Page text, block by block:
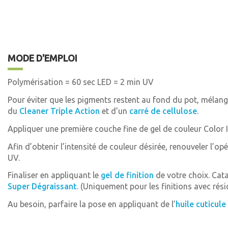
MODE D'EMPLOI
Polymérisation = 60 sec LED = 2 min UV
Pour éviter que les pigments restent au fond du pot,
du Cleaner Triple Action et d’un carré de cellulose.
Appliquer une première couche fine de gel de couleur Color
Afin d’obtenir l’intensité de couleur désirée, renouveler
UV.
Finaliser en appliquant le gel de finition de votre choix.
Super Dégraissant. (Uniquement pour les finitions avec
Au besoin, parfaire la pose en appliquant de l’huile cuticule